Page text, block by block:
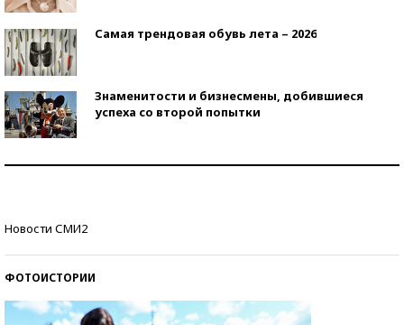
Самая трендовая обувь лета – 2026
Знаменитости и бизнесмены, добившиеся
успеха со второй попытки
Новости СМИ2
ФОТОИСТОРИИ